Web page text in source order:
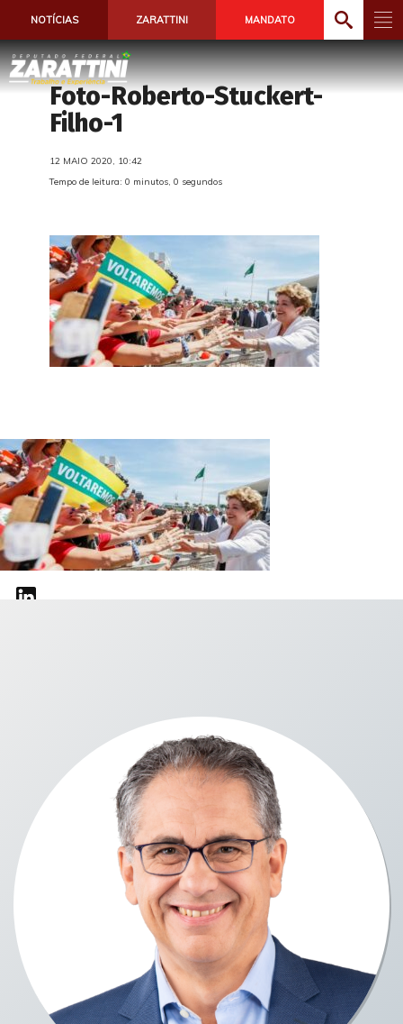
NOTÍCIAS ZARATTINI MANDATO
Foto-Roberto-Stuckert-
Filho-1
12 MAIO 2020, 10:42
Tempo de leitura: 0 minutos, 0 segundos